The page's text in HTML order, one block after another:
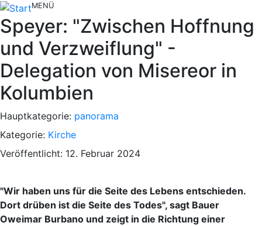
MENÜ
Speyer: "Zwischen Hoffnung
und Verzweiflung" -
Delegation von Misereor in
Kolumbien
Hauptkategorie: panorama
Kategorie: Kirche
Veröffentlicht: 12. Februar 2024
"Wir haben uns für die Seite des Lebens entschieden.
Dort drüben ist die Seite des Todes", sagt Bauer
Oweimar Burbano und zeigt in die Richtung einer